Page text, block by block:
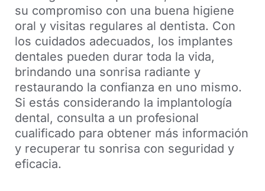
su compromiso con una buena higiene
oral y visitas regulares al dentista. Con
los cuidados adecuados, los implantes
dentales pueden durar toda la vida,
brindando una sonrisa radiante y
restaurando la confianza en uno mismo.
Si estás considerando la implantología
dental, consulta a un profesional
cualificado para obtener más información
y recuperar tu sonrisa con seguridad y
eficacia.